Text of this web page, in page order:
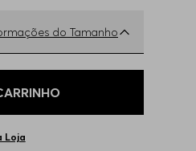
do Tamanho
Loja